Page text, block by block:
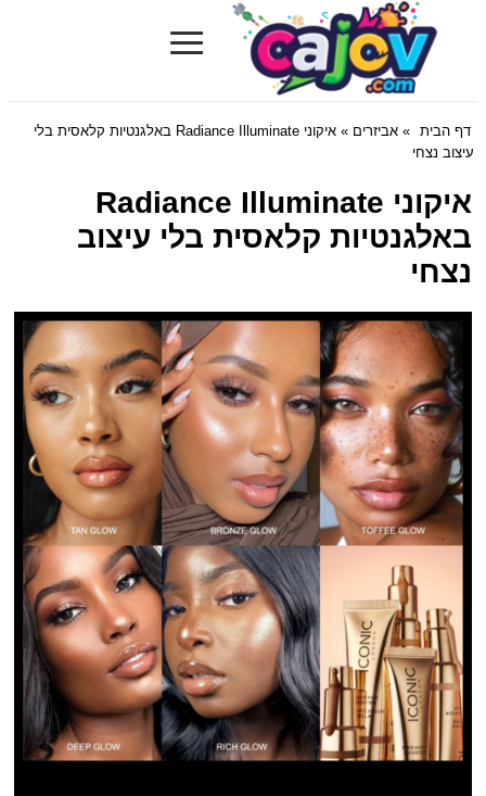
Cajov.com
≡
דף הבית » אביזרים
» איקוני Radiance Illuminate באלגנטיות קלאסית בלי
עיצוב נצחי
איקוני Radiance Illuminate
באלגנטיות קלאסית בלי עיצוב
נצחי